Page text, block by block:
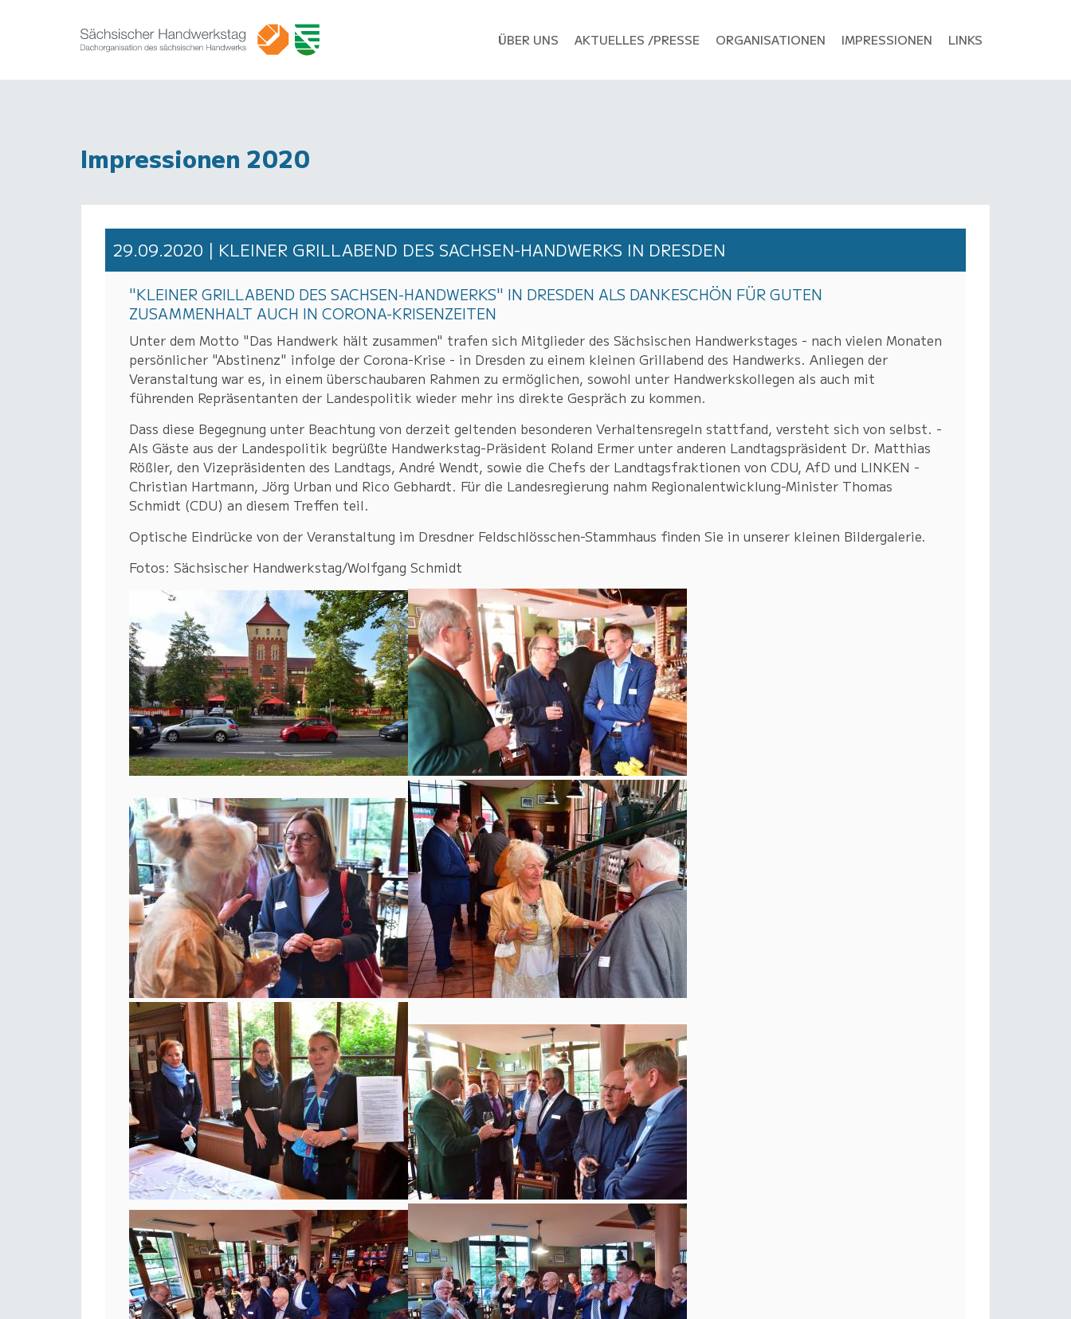
ÜBER UNS AKTUELLES /PRESSE ORGANISATIONEN IMPRESSIONEN LINKS
Impressionen 2020
29.09.2020 | KLEINER GRILLABEND DES SACHSEN-HANDWERKS IN DRESDEN
"KLEINER GRILLABEND DES SACHSEN-HANDWERKS" IN DRESDEN ALS DANKESCHÖN FÜR GUTEN
ZUSAMMENHALT AUCH IN CORONA-KRISENZEITEN
Unter dem Motto "Das Handwerk hält zusammen" trafen sich Mitglieder des Sächsischen Handwerkstages - nach vielen Monaten
persönlicher "Abstinenz" infolge der Corona-Krise - in Dresden zu einem kleinen Grillabend des Handwerks. Anliegen der
Veranstaltung war es, in einem überschaubaren Rahmen zu ermöglichen, sowohl unter Handwerkskollegen als auch mit
führenden Repräsentanten der Landespolitik wieder mehr ins direkte Gespräch zu kommen.
Dass diese Begegnung unter Beachtung von derzeit geltenden besonderen Verhaltensregeln stattfand, versteht sich von selbst. -
Als Gäste aus der Landespolitik begrüßte Handwerkstag-Präsident Roland Ermer unter anderen Landtagspräsident Dr. Matthias
Rößler, den Vizepräsidenten des Landtags, André Wendt, sowie die Chefs der Landtagsfraktionen von CDU, AfD und LINKEN -
Christian Hartmann, Jörg Urban und Rico Gebhardt. Für die Landesregierung nahm Regionalentwicklung-Minister Thomas
Schmidt (CDU) an diesem Treffen teil.
Optische Eindrücke von der Veranstaltung im Dresdner Feldschlösschen-Stammhaus finden Sie in unserer kleinen Bildergalerie.
Fotos: Sächsischer Handwerkstag/Wolfgang Schmidt